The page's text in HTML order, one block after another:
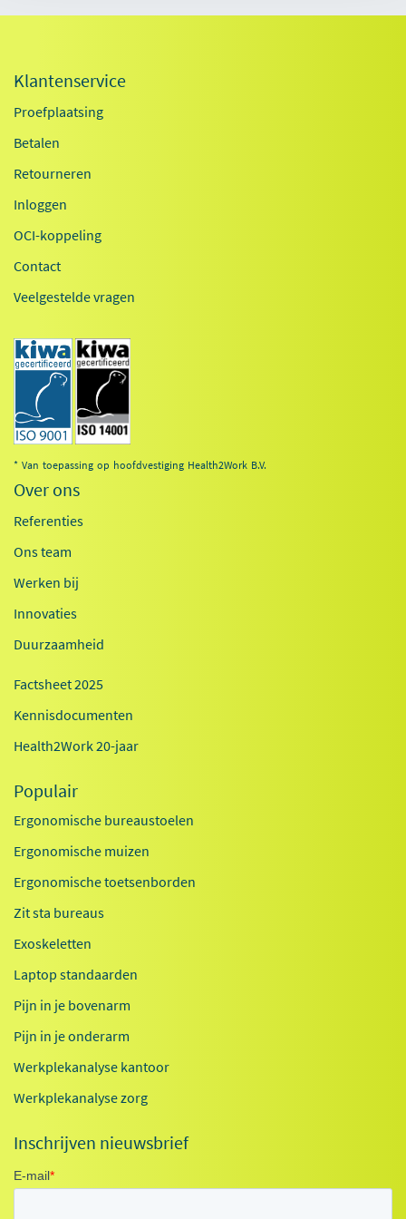
Klantenservice
Proefplaatsing
Betalen
Retourneren
Inloggen
OCI-koppeling
Contact
Veelgestelde vragen
* Van toepassing op hoofdvestiging Health2Work B.V.
Over ons
Referenties
Ons team
Werken bij
Innovaties
Duurzaamheid
Factsheet 2025
Kennisdocumenten
Health2Work 20-jaar
Populair
Ergonomische bureaustoelen
Ergonomische muizen
Ergonomische toetsenborden
Zit sta bureaus
Exoskeletten
Laptop standaarden
Pijn in je bovenarm
Pijn in je onderarm
Werkplekanalyse kantoor
Werkplekanalyse zorg
Inschrijven nieuwsbrief